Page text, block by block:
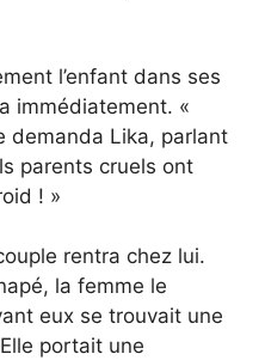
l’enfant dans ses
immédiatement. «
demanda Lika, parlant
parents cruels ont
! »
rentra chez lui.
la femme le
eux se trouvait une
portait une